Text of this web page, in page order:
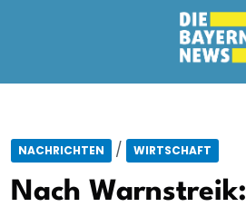
NACHRICHTEN / WIRTSCHAFT
Nach Warnstreik: